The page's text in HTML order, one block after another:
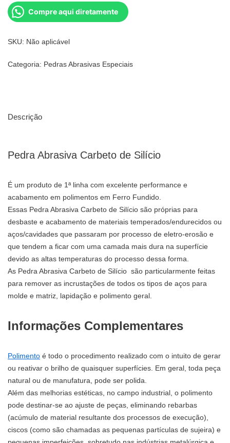
Compre aqui diretamente
SKU: Não aplicável
Categoria: Pedras Abrasivas Especiais
Descrição
Pedra Abrasiva Carbeto de Silício
É um produto de 1ª linha com excelente performance e
acabamento em polimentos em Ferro Fundido.
Essas Pedra Abrasiva Carbeto de Silício são próprias para
desbaste e acabamento de materiais temperados/endurecidos ou
aços/cavidades que passaram por processo de eletro-erosão e
que tendem a ficar com uma camada mais dura na superfície
devido as altas temperaturas do processo dessa forma.
As Pedra Abrasiva Carbeto de Silício são particularmente feitas
para remover as incrustações de todos os tipos de aços para
molde e matriz, lapidação e polimento geral.
Informações Complementares
Polimento é todo o procedimento realizado com o intuito de gerar
ou reativar o brilho de quaisquer superfícies. Em geral, toda peça
natural ou de manufatura, pode ser polida.
Além das melhorias estéticas, no campo industrial, o polimento
pode destinar-se ao ajuste de peças, eliminando rebarbas
(acúmulo de material resultante dos processos de execução),
ciscos (como são chamadas as pequenas partículas de sujeira) e